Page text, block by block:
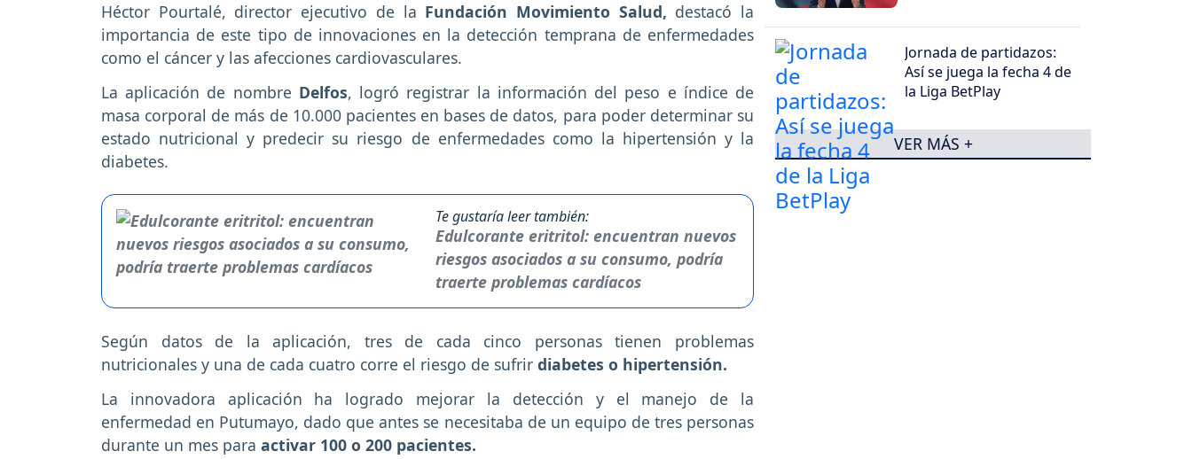
Héctor Pourtalé, director ejecutivo de la Fundación Movimiento Salud, destacó la
importancia de este tipo de innovaciones en la detección temprana de enfermedades
como el cáncer y las afecciones cardiovasculares.
La aplicación de nombre Delfos, logró registrar la información del peso e índice de
masa corporal de más de 10.000 pacientes en bases de datos, para poder determinar su
estado nutricional y predecir su riesgo de enfermedades como la hipertensión y la
diabetes.
Te gustaría leer también:
Edulcorante eritritol: encuentran nuevos
riesgos asociados a su consumo, podría
traerte problemas cardíacos
Según datos de la aplicación, tres de cada cinco personas tienen problemas
nutricionales y una de cada cuatro corre el riesgo de sufrir diabetes o hipertensión.
La innovadora aplicación ha logrado mejorar la detección y el manejo de la
enfermedad en Putumayo, dado que antes se necesitaba de un equipo de tres personas
durante un mes para activar 100 o 200 pacientes.
Jornada de partidazos:
Así se juega la fecha 4 de
la Liga BetPlay
VER MÁS +